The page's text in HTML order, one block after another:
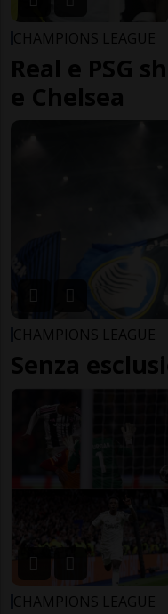
CHAMPIONS LEAGUE
Real e PSG
e Chelsea
CHAMPIONS LEAGUE
Senza
CHAMPIONS LEAGUE